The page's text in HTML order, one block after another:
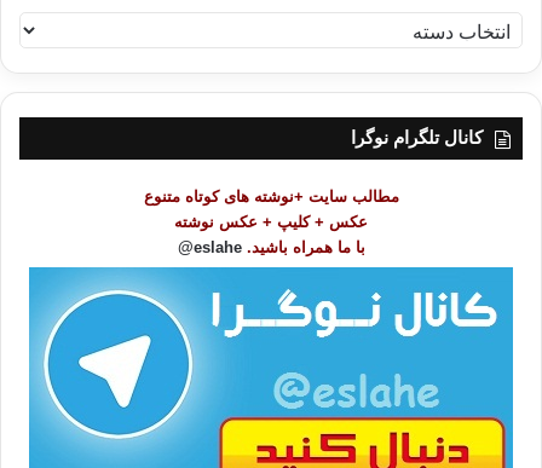
ه
ر
کانال تلگرام نوگرا
مطالب سایت +نوشته های کوتاه متنوع
عکس + کلیپ + عکس نوشته
با ما همراه باشید. eslahe@